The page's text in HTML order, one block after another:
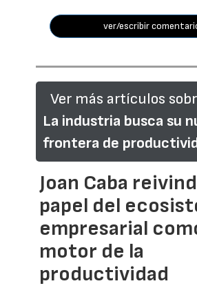
ver/escribir
Ver más artículos
La industria busca su
frontera de
Joan Caba
papel del
empresarial
motor de la
productividad